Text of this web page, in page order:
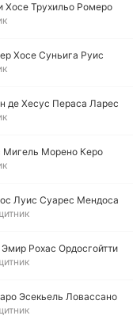
Хосе Тру­хи­льо Ромеро
Хосе Су­ньи­га Руис
де Хесус Пераса Ларес
Мигель Морено Керо
Луис Суарес Ме­ндо­са
Рохас Ордо­сгой­тти
Эсе­кьель Ло­ва­сса­но